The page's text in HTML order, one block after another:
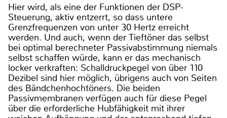
Hier wird, als eine der Funktionen der DSP-
Steuerung, aktiv entzerrt, so dass untere
Grenzfrequenzen von unter 30 Hertz erreicht
werden. Und auch, wenn der Tieftöner das selbst
bei optimal berechneter Passivabstimmung niemals
selbst schaffen würde, kann er das mechanisch
locker verkraften: Schalldruckpegel von über 110
Dezibel sind hier möglich, übrigens auch von Seiten
des Bändchenhochtöners. Die beiden
Passivmembranen verfügen auch für diese Pegel
über die erforderliche Hubfähigkeit mit ihrer